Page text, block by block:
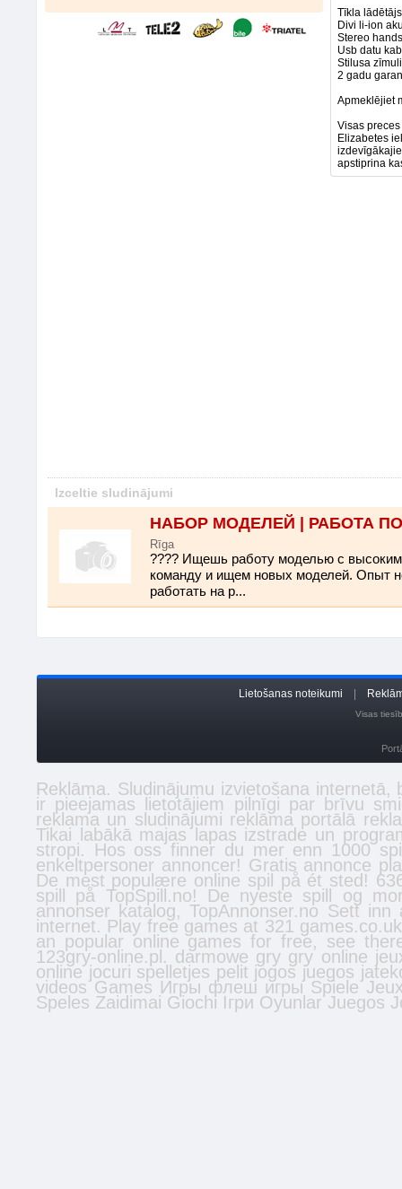
Tīkla
Divi li-ion
Stereo
Usb datu
Stilusa
2 gadu
Apmeklējiet
Visas
Elizabetes
apstiprina
Izceltie sludinājumi
НАБОР МОДЕЛЕЙ | РАБОТА
Rīga
???? Ищешь работу моделью с
команду и ищем новых моделей. Опыт
работать на р...
Lietošanas noteikumi
Visas
Reklāma. Sludinājumu izvietošana internetā,
ir pieejamas lietotājiem pilnīgi par brīvu
reklama un sludinājumi reklāma portālā
Tikai labākā majas lapas izstrade un
stropi. Hos oss finner du mer enn 1000
enkeltpersoner annoncer! Gratis annonce
De mest populære online spil på ét sted!
spill på TopSpill.no! De nyeste spill og
annonser katalog, TopAnnonser.no Sett
internet. Play free games at 321
an popular online games for free, see
123gry-online.pl. darmowe gry gry online
online jocuri spelletjes pelit jogos juegos
videos Games Игры флеш игры Spiele
Speles Zaidimai Giochi Ігри Oyunlar Juegos